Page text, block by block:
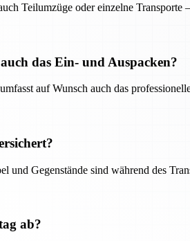
Teilumzüge oder einzelne Transporte
das Ein- und Auspacken?
auf Wunsch auch das
und Gegenstände sind während des
ab?